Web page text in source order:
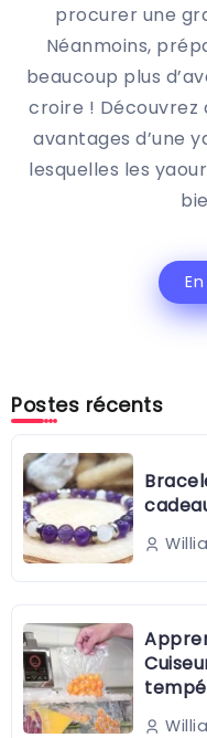
procurer une
Néanmoins,
beaucoup plus
croire !
avantages d’une
lesquelles les
Postes récents